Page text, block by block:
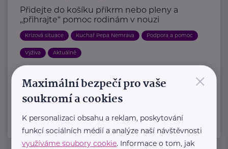
Přidejte do košíku příkrm nebo pleny a
„přihrajte“ pomoc rodinám v nouzi
Krizová situace Kuchař Pepa Nemrava Podpora a pomoc
Výživa Aktuálně
Další články ×
Maximální bezpečí pro vaše
soukromí a cookies
K personalizaci obsahu a reklam, poskytování
funkcí sociálních médií a analýze naší návštěvnosti
využíváme soubory cookie. Informace o tom, jak